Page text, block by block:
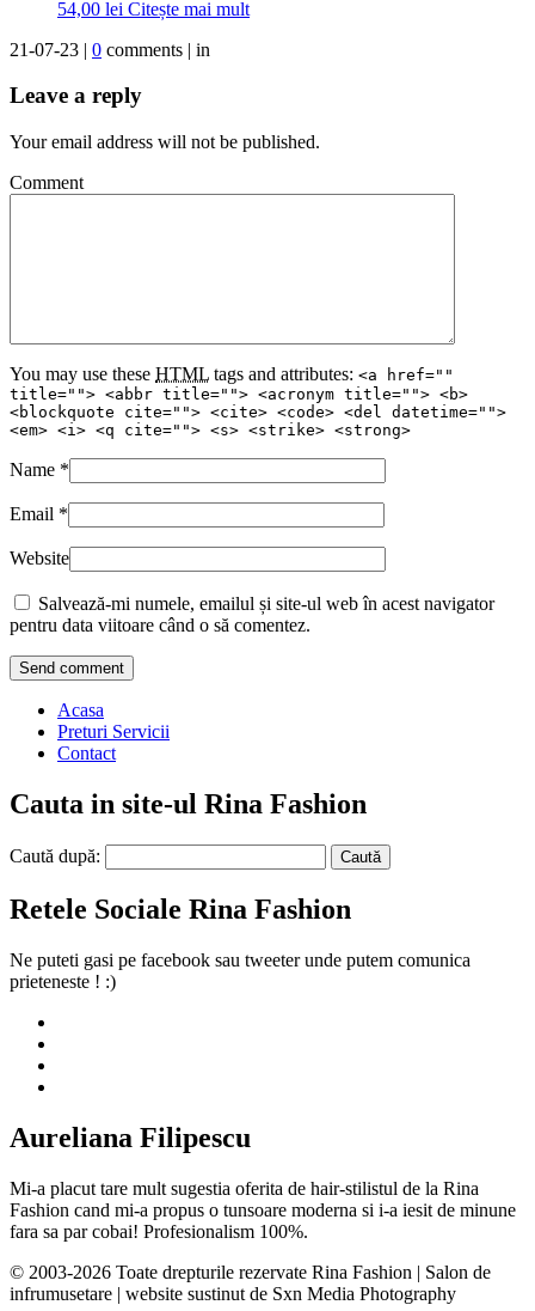
54,00 lei Citește mai mult
21-07-23 | 0 comments | in
Leave a reply
Your email address will not be published.
Comment
You may use these HTML tags and attributes: <a href=""
title=""> <abbr title=""> <acronym title=""> <b>
<blockquote cite=""> <cite> <code> <del datetime="">
<em> <i> <q cite=""> <s> <strike> <strong>
Name *
Email *
Website
Salvează-mi numele, emailul și site-ul web în acest navigator
pentru data viitoare când o să comentez.
Acasa
Preturi Servicii
Contact
Cauta in site-ul Rina Fashion
Caută după:
Retele Sociale Rina Fashion
Ne puteti gasi pe facebook sau tweeter unde putem comunica
prieteneste ! :)
Aureliana Filipescu
Mi-a placut tare mult sugestia oferita de hair-stilistul de la Rina
Fashion cand mi-a propus o tunsoare moderna si i-a iesit de minune
fara sa par cobai! Profesionalism 100%.
© 2003-2026 Toate drepturile rezervate Rina Fashion | Salon de
infrumusetare | website sustinut de Sxn Media Photography